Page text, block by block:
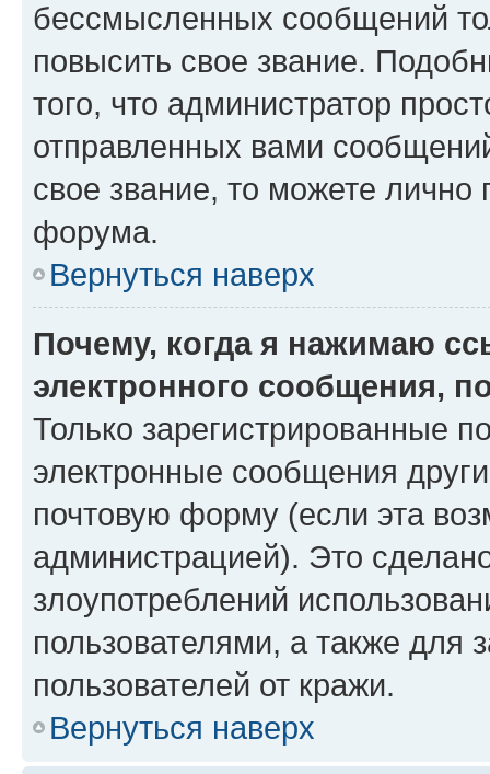
бессмысленных сообщений
повысить свое звание.
того, что администратор
отправленных вами
свое звание, то можете лично
форума.
Вернуться наверх
Почему, когда я нажимаю
электронного сообщения,
Только зарегистрированные
электронные сообщения
почтовую форму (если эта
администрацией). Это
злоупотреблений
пользователями, а также для
пользователей от кражи.
Вернуться наверх